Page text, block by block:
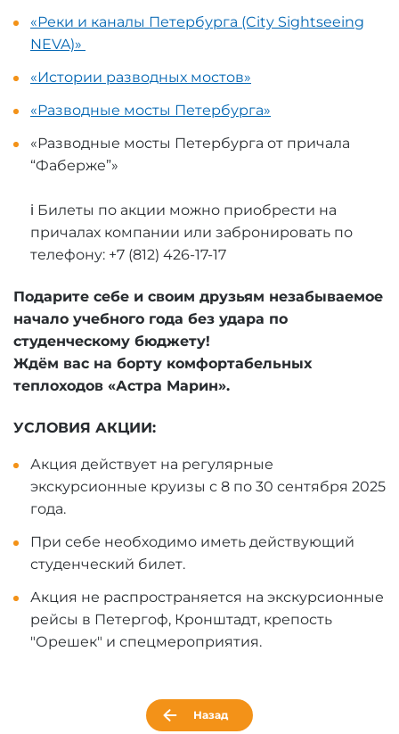
«Реки и каналы Петербурга (City Sightseeing
NEVA)»
«Истории разводных мостов»
«Разводные мосты Петербурга»
«Разводные мосты Петербурга от причала
“Фаберже”»
ℹ️ Билеты по акции можно приобрести на
причалах компании или забронировать по
телефону: +7 (812) 426-17-17
Подарите себе и своим друзьям незабываемое
начало учебного года без удара по
студенческому бюджету!
Ждём вас на борту комфортабельных
теплоходов «Астра Марин».
УСЛОВИЯ АКЦИИ:
Акция действует на регулярные
экскурсионные круизы с 8 по 30 сентября 2025
года.
При себе необходимо иметь действующий
студенческий билет.
Акция не распространяется на экскурсионные
рейсы в Петергоф, Кронштадт, крепость
"Орешек" и спецмероприятия.
Назад